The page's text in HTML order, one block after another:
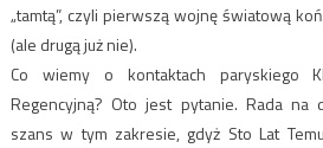
„tamtą”, czyli pierwszą wojnę światową
(ale drugą już nie).
Co wiemy o kontaktach paryskiego
Regencyjną? Oto jest pytanie. Rada na
szans w tym zakresie, gdyż Sto Lat